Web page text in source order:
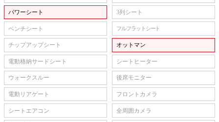
パワーシート 3列シート
ベンチシート フルフラットシート
チップアップシート オットマン
電動格納サードシート シートヒーター
ウォークスルー 後席モニター
電動リアゲート フロントカメラ
シートエアコン 全周囲カメラ